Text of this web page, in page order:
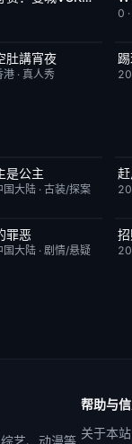
0 ·
334期
肚講宵夜
港 ·真人秀
是公主
国大陆 ·古装/探案
16集
罪恶
国大陆 ·剧情/悬疑
艺、动漫等
帮助与
关于本站